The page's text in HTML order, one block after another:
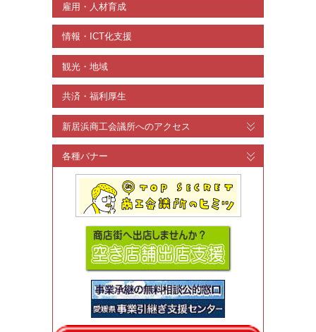
雇用・人材育成
情報・ICT化支援
観光・地域
共済・福利厚生
新居浜商工会議所へのアクセス
各種バナー